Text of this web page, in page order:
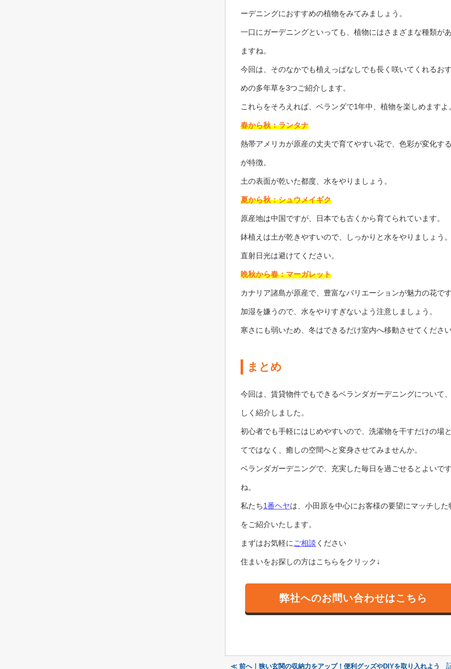
ーデニングにおすすめの植物をみてみましょう。
一口にガーデニングといっても、植物にはさまざまな種類が
ますね。
今回は、そのなかでも植えっぱなしでも長く咲いてくれるお
めの多年草を3つご紹介します。
これらをそろえれば、ベランダで1年中、植物を楽しめますよ
春から秋：ランタナ
熱帯アメリカが原産の丈夫で育てやすい花で、色彩が変化す
が特徴。
土の表面が乾いた都度、水をやりましょう。
夏から秋：シュウメイギク
原産地は中国ですが、日本でも古くから育てられています。
鉢植えは土が乾きやすいので、しっかりと水をやりましょう。
直射日光は避けてください。
晩秋から春：マーガレット
カナリア諸島が原産で、豊富なバリエーションが魅力の花です
加湿を嫌うので、水をやりすぎないよう注意しましょう。
寒さにも弱いため、冬はできるだけ室内へ移動させてください
まとめ
今回は、賃貸物件でもできるベランダガーデニングについて
しく紹介しました。
初心者でも手軽にはじめやすいので、洗濯物を干すだけの場
てではなく、癒しの空間へと変身させてみませんか。
ベランダガーデニングで、充実した毎日を過ごせるとよいです
ね。
私たち1番ヘヤは、小田原を中心にお客様の要望にマッチした
をご紹介いたします。
まずはお気軽に ご相談 ください
住まいをお探しの方はこちらをクリック↓
弊社へのお問い合わせはこちら
≪ 前へ｜狭い玄関の収納力をアップ！便利グッズやDIYを取り入れよう